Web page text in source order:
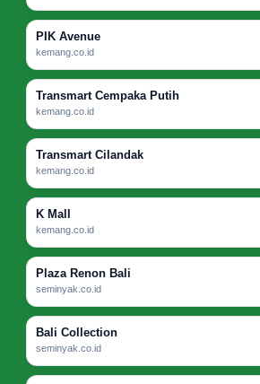
PIK Avenue
kemang.co.id
Transmart Cempaka Putih
kemang.co.id
Transmart Cilandak
kemang.co.id
K Mall
kemang.co.id
Plaza Renon Bali
seminyak.co.id
Bali Collection
seminyak.co.id